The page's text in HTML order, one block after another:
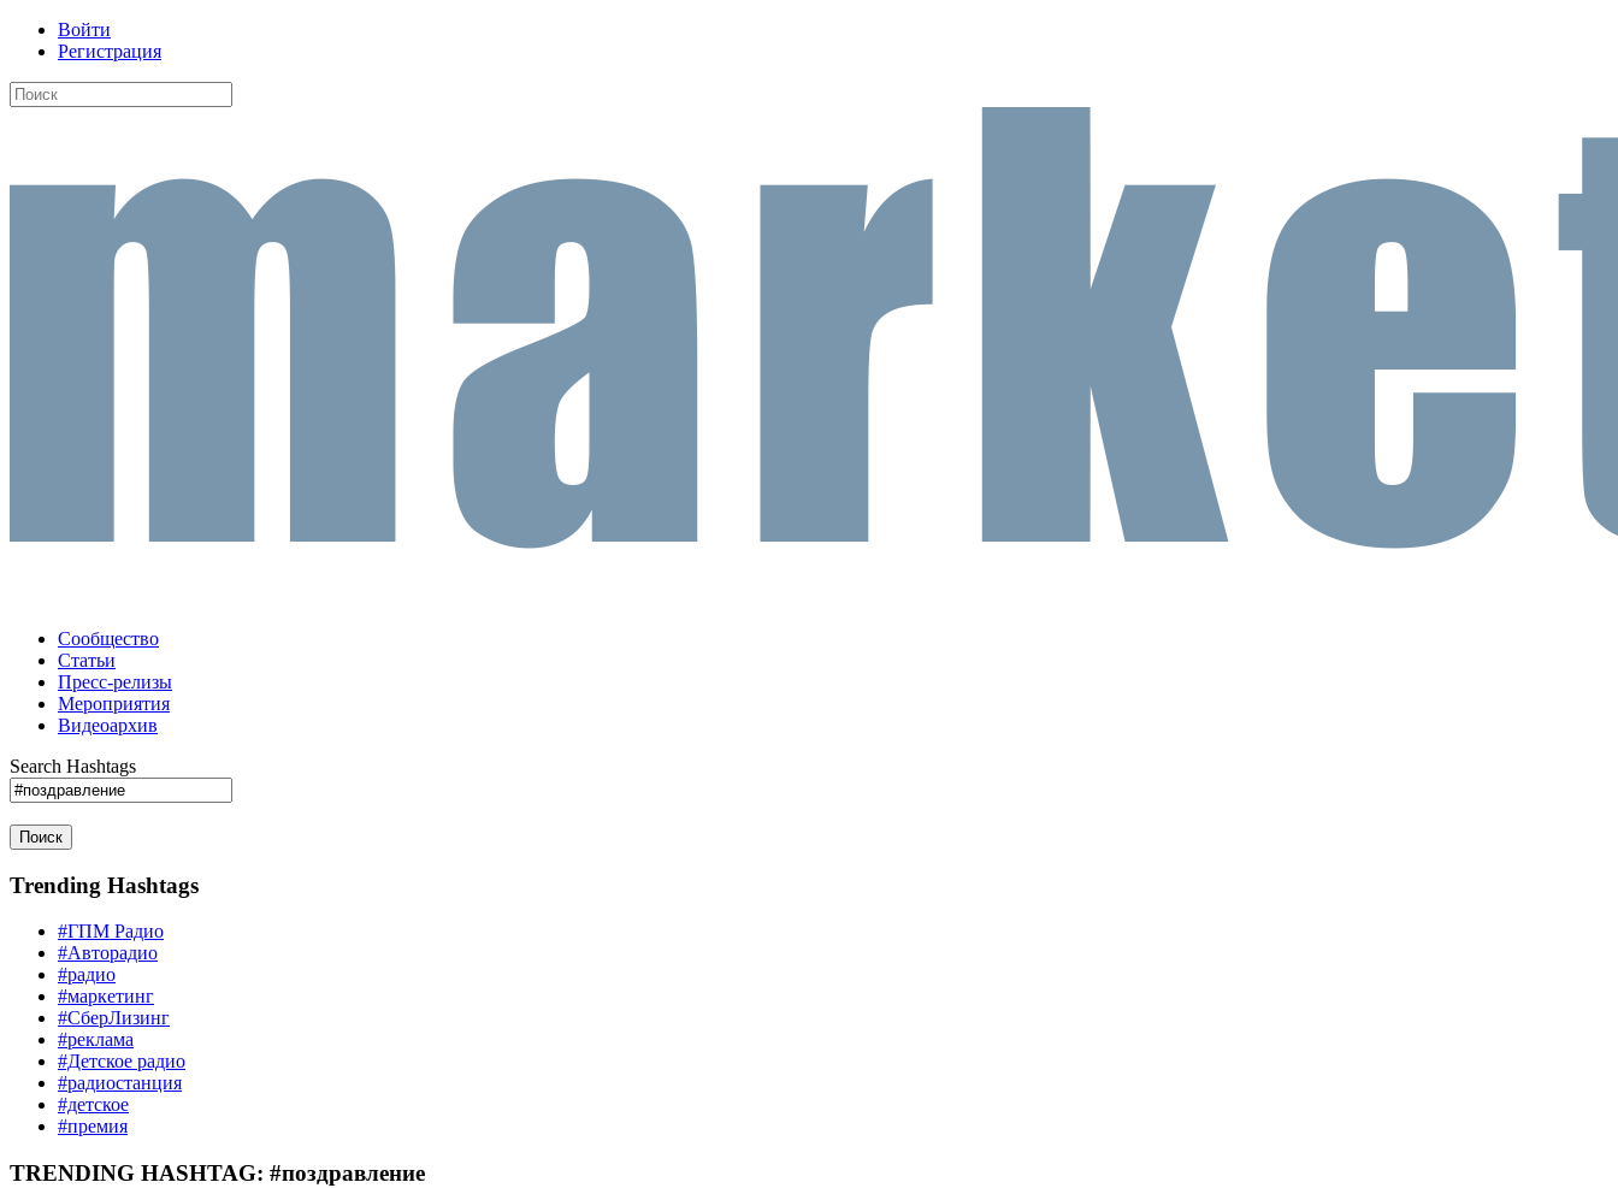
Войти
Регистрация
Сообщество
Статьи
Пресс-релизы
Мероприятия
Видеоархив
Search Hashtags
Поиск
Trending Hashtags
#ГПМ Радио
#Авторадио
#радио
#маркетинг
#СберЛизинг
#реклама
#Детское радио
#радиостанция
#детское
#премия
TRENDING HASHTAG: #поздравление